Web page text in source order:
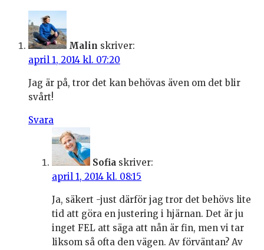
Malin skriver:
april 1, 2014 kl. 07:20
Jag är på, tror det kan behövas även om det blir
svårt!
Svara
Sofia skriver:
april 1, 2014 kl. 08:15
Ja, säkert -just därför jag tror det behövs lite
tid att göra en justering i hjärnan. Det är ju
inget FEL att säga att nån är fin, men vi tar
liksom så ofta den vägen. Av förväntan? Av